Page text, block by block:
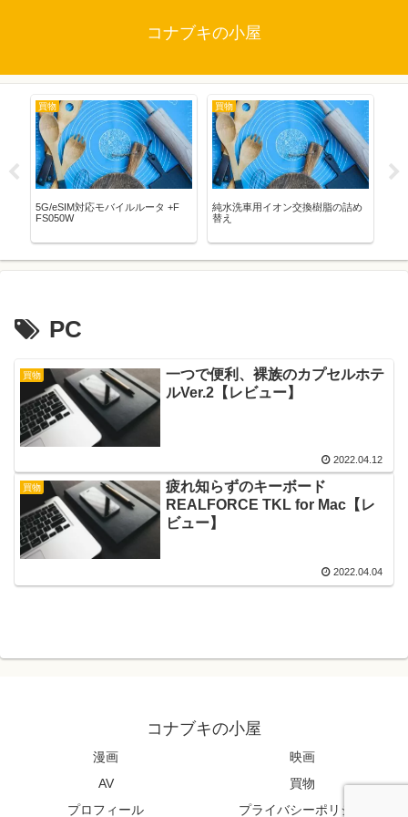
コナブキの小屋
買物
5G/eSIM対応モバイルルータ +F
FS050W
買物
純水洗車用イオン交換樹脂の詰め
替え
PC
買物
一つで便利、裸族のカプセルホテ
ルVer.2【レビュー】
2022.04.12
買物
疲れ知らずのキーボード
REALFORCE TKL for Mac【レ
ビュー】
2022.04.04
コナブキの小屋
漫画
映画
AV
買物
プロフィール
プライバシーポリシー